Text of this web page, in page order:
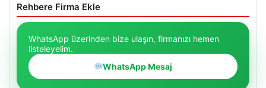
Rehbere Firma Ekle
WhatsApp üzerinden bize ulaşın, firmanızı hemen
listeleyelim.
WhatsApp Mesaj